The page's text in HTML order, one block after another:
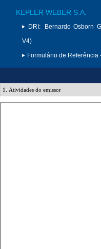
KEPLER WEBER S.A.
DRI:
Bernardo Osborn
V4)
Formulário de Referência